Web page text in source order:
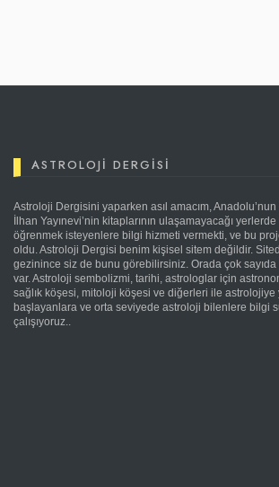
ASTROLOJI DERGISI
Astroloji Dergisini yaparken asıl amacım, Anadolu’nun
İlhan Yayınevi’nin kitaplarının ulaşamayacağı
öğrenmek isteyenlere bilgi hizmeti vermekti, ve bu
oldu. Astroloji Dergisi benim kişisel sitem değildir.
gezinince siz de bunu görebilirsiniz. Orada çok sayıda
var. Astroloji sembolizmi, tarihi, astrologlar için
sağlık köşesi, mitoloji köşesi ve diğerleri ile astrolojiye
başlayanlara ve orta seviyede astroloji bilenlere bilgi
çalışıyoruz..